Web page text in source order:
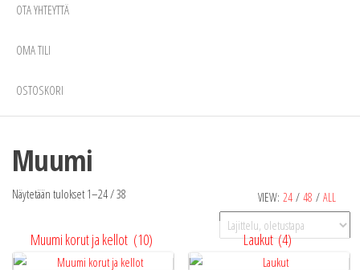
OTA YHTEYTTÄ
OMA TILI
OSTOSKORI
Muumi
VIEW: 24 / 48 / ALL
Näytetään tulokset 1–24 / 38
Muumi korut ja kellot (10) Laukut(4)